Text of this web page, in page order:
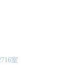
室